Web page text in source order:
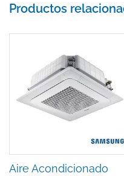
Productos
Aire Acondicionado